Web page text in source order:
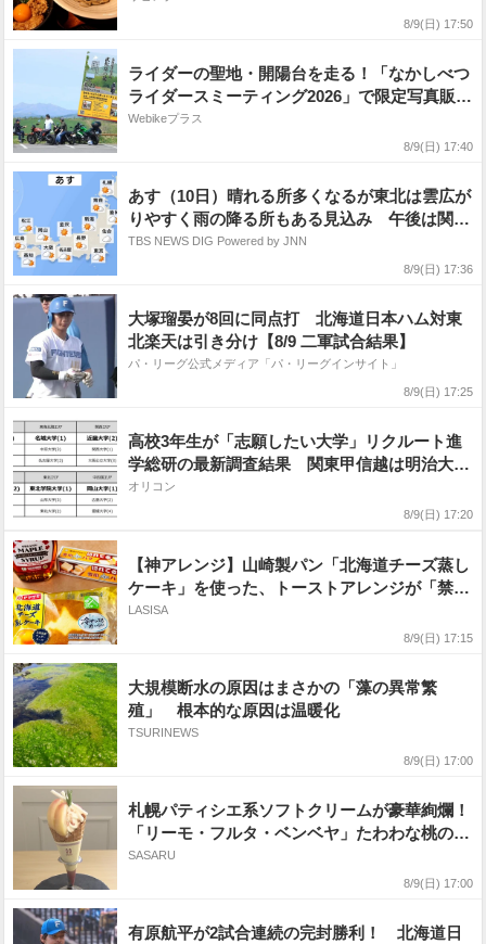
8/9(日) 17:50
ライダーの聖地・開陽台を走る！「なかしべつ
ライダースミーティング2026」で限定写真販売
サービスが導入決定
Webikeプラス
8/9(日) 17:40
あす（10日）晴れる所多くなるが東北は雲広が
りやすく雨の降る所もある見込み 午後は関東
から西も、ところどころでにわか雨・雷雨があ
TBS NEWS DIG Powered by JNN
8/9(日) 17:36
大塚瑠晏が8回に同点打 北海道日本ハム対東
北楽天は引き分け【8/9 二軍試合結果】
パ・リーグ公式メディア「パ・リーグインサイト」
8/9(日) 17:25
高校3年生が「志願したい大学」リクルート進
学総研の最新調査結果 関東甲信越は明治大
学、関西は近畿大学【上位記載】
オリコン
8/9(日) 17:20
【神アレンジ】山崎製パン「北海道チーズ蒸し
ケーキ」を使った、トーストアレンジが「禁断
のレシピすぎる」
LASISA
8/9(日) 17:15
大規模断水の原因はまさかの「藻の異常繁
殖」 根本的な原因は温暖化
TSURINEWS
8/9(日) 17:00
札幌パティシエ系ソフトクリームが豪華絢爛！
「リーモ・フルタ・ベンベヤ」たわわな桃のサ
ンデーはココナッツの隠し味！
SASARU
8/9(日) 17:00
有原航平が2試合連続の完封勝利！ 北海道日